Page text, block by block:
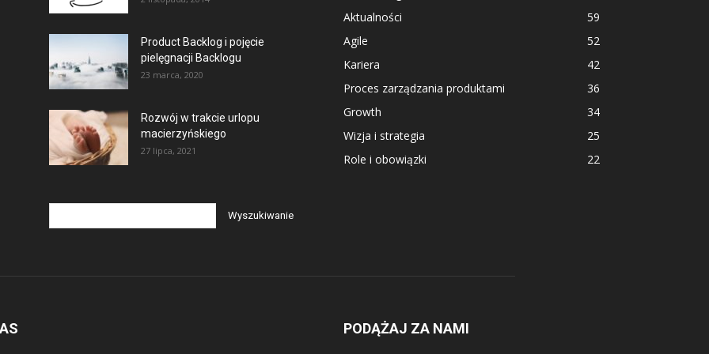
Product Backlog i pojęcie
pielęgnacji Backlogu
23 marca, 2020
Rozwój w trakcie urlopu
macierzyńskiego
27 lipca, 2021
Aktualności
59
Agile
52
Kariera
42
Proces zarządzania produktami
36
Growth
34
Wizja i strategia
25
Role i obowiązki
22
PODĄŻAJ ZA NAMI